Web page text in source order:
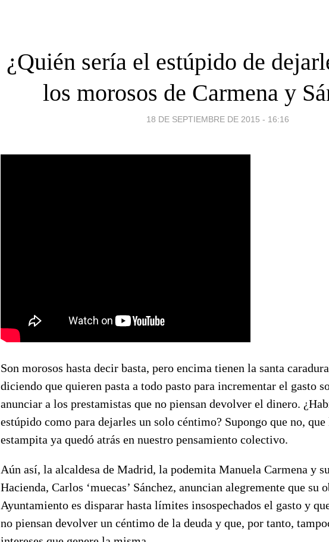
¿Quién sería el estúpido de
los morosos de Carmena y
18 DE SEPTIEMBRE DE 2015 - 16:16
Son morosos hasta decir basta, pero encima tienen la santa
diciendo que quieren pasta a todo pasto para incrementar el gasto
anunciar a los prestamistas que no piensan devolver el dinero.
estúpido como para dejarles un solo céntimo? Supongo que no,
estampita ya quedó atrás en nuestro pensamiento colectivo.
Aún así, la alcaldesa de Madrid, la podemita Manuela Carmena y
Hacienda, Carlos ‘muecas’ Sánchez, anuncian alegremente que su
Ayuntamiento es disparar hasta límites insospechados el gasto y
no piensan devolver un céntimo de la deuda y que, por tanto,